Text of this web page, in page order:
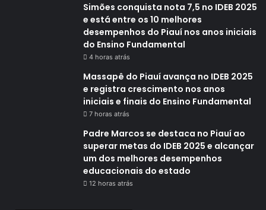
Simões conquista nota 7,5 no IDEB 2025
e está entre os 10 melhores
desempenhos do Piauí nos anos iniciais
do Ensino Fundamental
4 horas atrás
Massapê do Piauí avança no IDEB 2025
e registra crescimento nos anos
iniciais e finais do Ensino Fundamental
7 horas atrás
Padre Marcos se destaca no Piauí ao
superar metas do IDEB 2025 e alcançar
um dos melhores desempenhos
educacionais do estado
12 horas atrás